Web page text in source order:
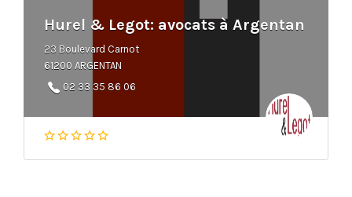
Hurel & Legot: avocats à Argentan
23 Boulevard Carnot
61200 ARGENTAN
02 33 35 86 06